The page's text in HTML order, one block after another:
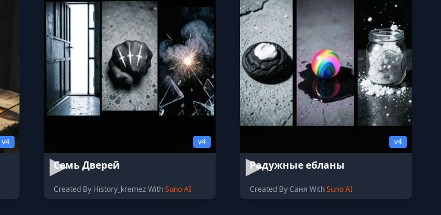
v4 v4
Семь Дверей
Created By History_kremez WithSuno AI
v4
Радужные ебланы
Created By Саня WithSuno AI